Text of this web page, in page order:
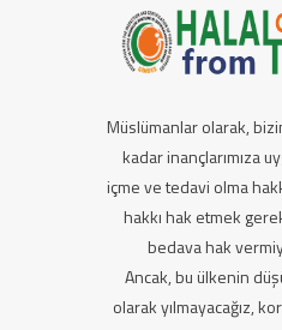
Müslümanlar olarak,
kadar inançlarımıza
içme ve tedavi olma
hakkı hak etmek
bedava hak
Ancak, bu ülkenin
olarak yılmayacağız,